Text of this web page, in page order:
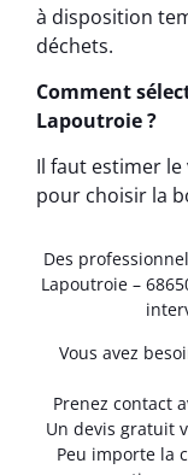
à disposition
déchets.
Comment
Lapoutroie ?
Il faut estimer
pour choisir la
Des
Lapoutroie –
Vous avez
Prenez contact
Un devis gratuit
Peu importe la